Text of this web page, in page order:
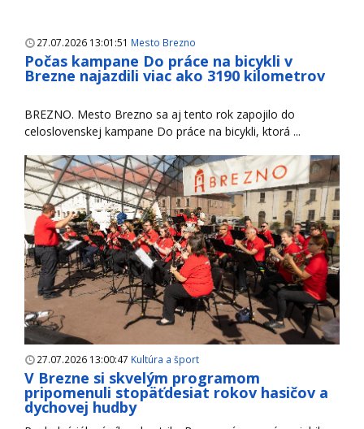
27.07.2026 13:01:51 Mesto Brezno
Počas kampane Do práce na bicykli v
Brezne najazdili viac ako 3190 kilometrov
BREZNO. Mesto Brezno sa aj tento rok zapojilo do
celoslovenskej kampane Do práce na bicykli, ktorá ...
27.07.2026 13:00:47 Kultúra a šport
V Brezne si skvelým programom
pripomenuli stopäťdesiat rokov hasičov a
dychovej hudby